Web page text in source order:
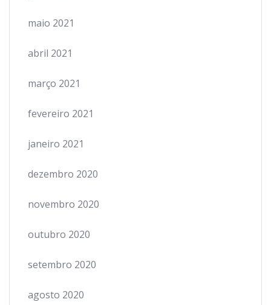
maio 2021
abril 2021
março 2021
fevereiro 2021
janeiro 2021
dezembro 2020
novembro 2020
outubro 2020
setembro 2020
agosto 2020